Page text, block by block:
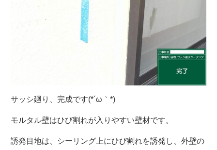
サッシ廻り、完成です(*´ω｀*)
モルタル壁はひび割れが入りやすい壁材です。
誘発目地は、シーリング上にひび割れを誘発し、外壁の